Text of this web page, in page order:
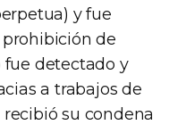
y fue
de
fue detectado y
a trabajos de
su condena